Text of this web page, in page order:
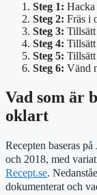
Steg 1:
Steg 2: Fräs i
Steg 3:
Steg 4:
Steg 5:
Steg 6: Vänd
Vad som är
oklart
Recepten baseras
och 2018, med
Recept.se.
dokumenterat och